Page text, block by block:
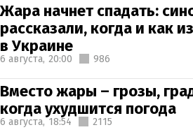
Жара начнет спадать:
рассказали, когда и как
в Украине
6 августа, 20:00 986
Вместо жары – грозы,
когда ухудшится погода
6 августа, 18:54 2115